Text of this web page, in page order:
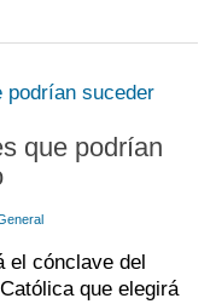
que podrían
el cónclave del
que elegirá